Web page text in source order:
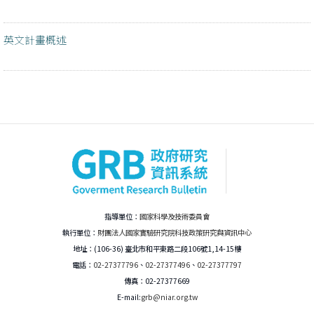
英文計畫概述
指導單位： 國家科學及技術委員會
執行單位： 財團法人國家實驗研究院科技政策研究與資訊中心
地址：(106-36) 臺北市和平東路二段106號1,14-15樓
電話： 02-27377796 、 02-27377496 、 02-27377797
傳真：02-27377669
E-mail:grb@niar.org.tw